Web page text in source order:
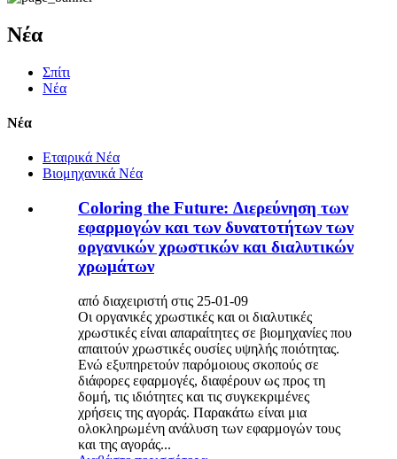
Νέα
Σπίτι
Νέα
Νέα
Εταιρικά Νέα
Βιομηχανικά Νέα
Coloring the Future: Διερεύνηση των
εφαρμογών και των δυνατοτήτων των
οργανικών χρωστικών και διαλυτικών
χρωμάτων
από διαχειριστή στις 25-01-09
Οι οργανικές χρωστικές και οι διαλυτικές
χρωστικές είναι απαραίτητες σε βιομηχανίες που
απαιτούν χρωστικές ουσίες υψηλής ποιότητας.
Ενώ εξυπηρετούν παρόμοιους σκοπούς σε
διάφορες εφαρμογές, διαφέρουν ως προς τη
δομή, τις ιδιότητες και τις συγκεκριμένες
χρήσεις της αγοράς. Παρακάτω είναι μια
ολοκληρωμένη ανάλυση των εφαρμογών τους
και της αγοράς...